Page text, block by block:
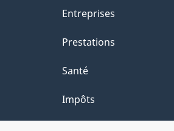
t
i
s
Entreprises
Prestations
Santé
Impôts